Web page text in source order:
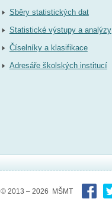
Sběry statistických dat
Statistické výstupy a analýzy
Číselníky a klasifikace
Adresáře školských institucí
© 2013 – 2026 MŠMT